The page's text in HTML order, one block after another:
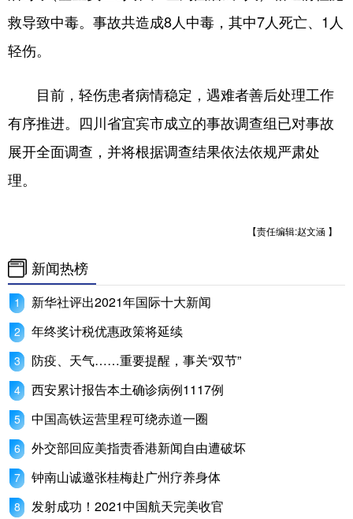
公益 一带一路 亚太网 上市公司
文化产业
地方频道
北京 天津 河北 山西
广东 广西 海南 重庆
新疆 内蒙古 黑龙江
多语种频道
English Español Français
Русский язык 日本語
救导致中毒。事故共造成8人中毒，其中7人死亡、1人
轻伤。
目前，轻伤患者病情稳定，遇难者善后处理工作
有序推进。四川省宜宾市成立的事故调查组已对事故
展开全面调查，并将根据调查结果依法依规严肃处
理。
【责任编辑:赵文涵 】
新闻热榜
新华社评出2021年国际十大新闻
年终奖计税优惠政策将延续
防疫、天气……重要提醒，事关“双节”
西安累计报告本土确诊病例1117例
中国高铁运营里程可绕赤道一圈
外交部回应美指责香港新闻自由遭破坏
钟南山诚邀张桂梅赴广州疗养身体
发射成功！2021中国航天完美收官